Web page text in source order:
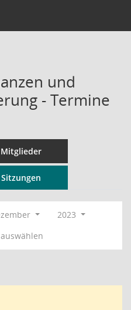
und
- Termine
Mitglieder
Sitzungen
2023